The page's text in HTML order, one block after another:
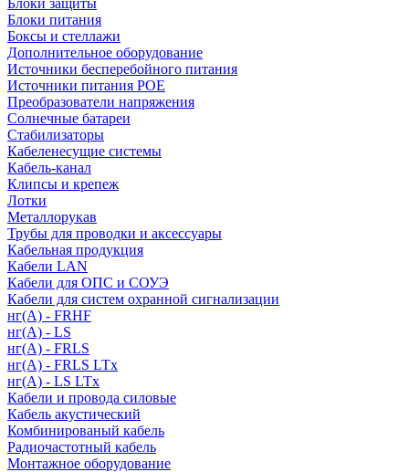
Блоки защиты
Блоки питания
Боксы и стеллажи
Дополнительное оборудование
Источники бесперебойного питания
Источники питания POE
Преобразователи напряжения
Солнечные батареи
Стабилизаторы
Кабеленесущие системы
Кабель-канал
Клипсы и крепеж
Лотки
Металлорукав
Трубы для проводки и аксессуары
Кабельная продукция
Кабели LAN
Кабели для ОПС и СОУЭ
Кабели для систем охранной сигнализации
нг(A) - FRHF
нг(A) - LS
нг(А) - FRLS
нг(А) - FRLS LTx
нг(А) - LS LTx
Кабели и провода силовые
Кабель акустический
Комбинированый кабель
Радиочастотный кабель
Монтажное оборудование